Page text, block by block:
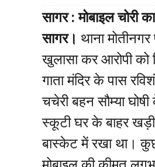
सागर : मोबाइल चोरी
सागर। थाना
खुलासा कर आरोपी को
गाता मंदिर के पास
चचेरी बहन सौम्या
स्कूटी घर के बाहर खड़ी
बास्केट में रखा था। कुछ